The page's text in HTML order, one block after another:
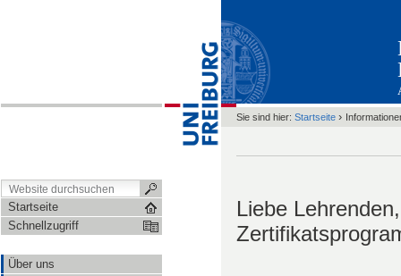
Startseite
Schnellzugriff
Über uns
Sie sind hier: Startseite ›
Liebe